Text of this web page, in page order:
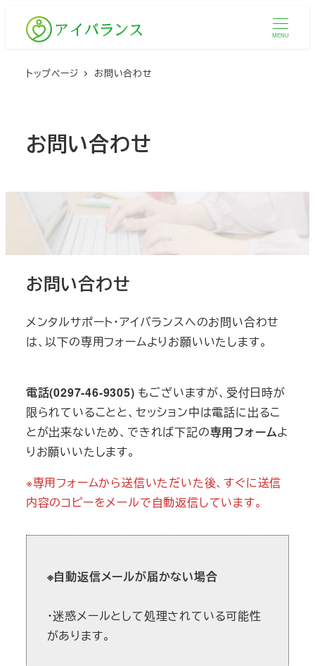
移
MENU
トップページ お問い合わせ
お問い合わせ
お問い合わせ
メンタルサポート・アイバランスへのお問い合わせ
は、以下の専用フォームよりお願いいたします。
電話(0297-46-9305) もございますが、受付日時が
限られていることと、セッション中は電話に出るこ
とが出来ないため、できれば下記の専用フォームよ
りお願いいたします。
※専用フォームから送信いただいた後、すぐに送信
内容のコピーをメールで自動返信しています。
※自動返信メールが届かない場合
・迷惑メールとして処理されている可能性
があります。